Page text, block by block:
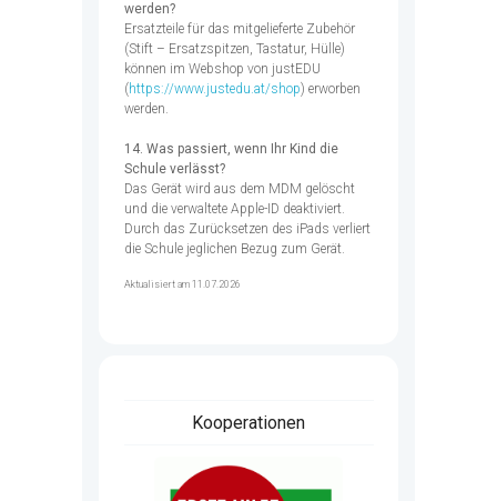
werden?
Ersatzteile für das mitgelieferte Zubehör
(Stift – Ersatzspitzen, Tastatur, Hülle)
können im Webshop von justEDU
(https://www.justedu.at/shop) erworben
werden.
14. Was passiert, wenn Ihr Kind die
Schule verlässt?
Das Gerät wird aus dem MDM gelöscht
und die verwaltete Apple-ID deaktiviert.
Durch das Zurücksetzen des iPads verliert
die Schule jeglichen Bezug zum Gerät.
Aktualisiert am 11.07.2026
Kooperationen